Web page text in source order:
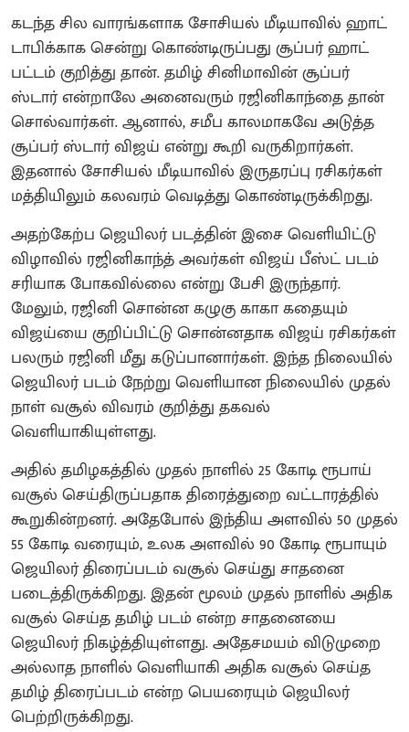
கடந்த சில வாரங்களாக சோசியல் மீடியாவில் ஹாட்
டாபிக்காக சென்று கொண்டிருப்பது சூப்பர் ஹாட்
பட்டம் குறித்து தான். தமிழ் சினிமாவின் சூப்பர்
ஸ்டார் என்றாலே அனைவரும் ரஜினிகாந்தை தான்
சொல்வார்கள். ஆனால், சமீப காலமாகவே அடுத்த
சூப்பர் ஸ்டார் விஜய் என்று கூறி வருகிறார்கள்.
இதனால் சோசியல் மீடியாவில் இருதரப்பு ரசிகர்கள்
மத்தியிலும் கலவரம் வெடித்து கொண்டிருக்கிறது.
அதற்கேற்ப ஜெயிலர் படத்தின் இசை வெளியிட்டு
விழாவில் ரஜினிகாந்த் அவர்கள் விஜய் பீஸ்ட் படம்
சரியாக போகவில்லை என்று பேசி இருந்தார்.
மேலும், ரஜினி சொன்ன கழுகு காகா கதையும்
விஜய்யை குறிப்பிட்டு சொன்னதாக விஜய் ரசிகர்கள்
பலரும் ரஜினி மீது கடுப்பானார்கள். இந்த நிலையில்
ஜெயிலர் படம் நேற்று வெளியான நிலையில் முதல்
நாள் வசூல் விவரம் குறித்து தகவல்
வெளியாகியுள்ளது.
அதில் தமிழகத்தில் முதல் நாளில் 25 கோடி ரூபாய்
வசூல் செய்திருப்பதாக திரைத்துறை வட்டாரத்தில்
கூறுகின்றனர். அதேபோல் இந்திய அளவில் 50 முதல்
55 கோடி வரையும், உலக அளவில் 90 கோடி ரூபாயும்
ஜெயிலர் திரைப்படம் வசூல் செய்து சாதனை
படைத்திருக்கிறது. இதன் மூலம் முதல் நாளில் அதிக
வசூல் செய்த தமிழ் படம் என்ற சாதனையை
ஜெயிலர் நிகழ்த்தியுள்ளது. அதேசமயம் விடுமுறை
அல்லாத நாளில் வெளியாகி அதிக வசூல் செய்த
தமிழ் திரைப்படம் என்ற பெயரையும் ஜெயிலர்
பெற்றிருக்கிறது.